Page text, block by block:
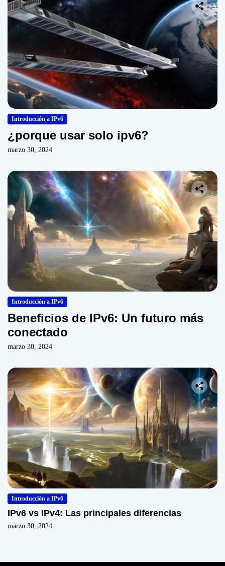
Introducción a IPv6
¿porque usar solo ipv6?
marzo 30, 2024
Introducción a IPv6
Beneficios de IPv6: Un futuro más
conectado
marzo 30, 2024
Introducción a IPv6
IPv6 vs IPv4: Las principales diferencias
marzo 30, 2024